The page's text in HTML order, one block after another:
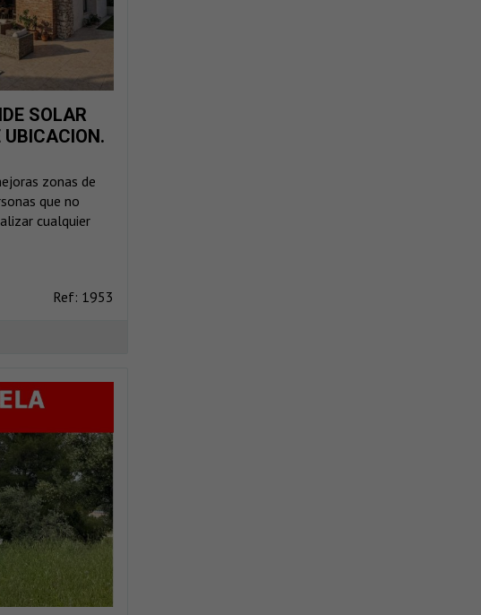
SOLAR
zonas de
que no
cualquier
Ref: 1953